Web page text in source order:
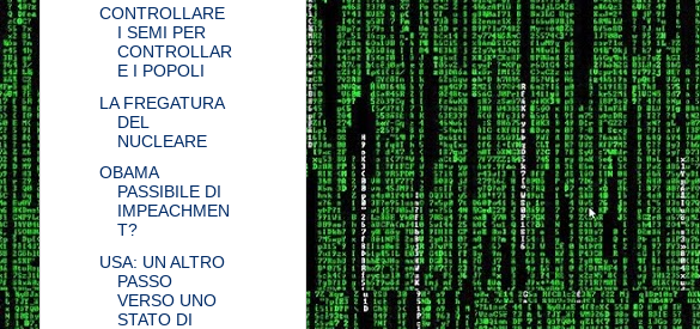
CONTROLLARE
I SEMI PER
CONTROLLAR
E I POPOLI
LA FREGATURA
DEL
NUCLEARE
OBAMA
PASSIBILE DI
IMPEACHMEN
T?
USA: UN ALTRO
PASSO
VERSO UNO
STATO DI